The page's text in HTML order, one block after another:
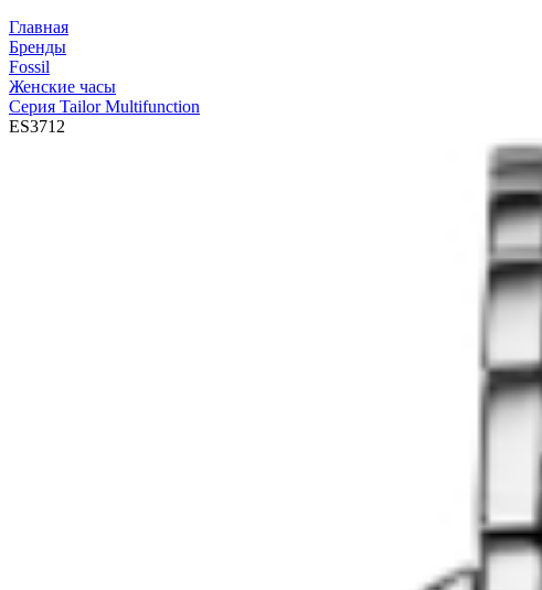
Главная
Бренды
Fossil
Женские часы
Серия Tailor Multifunction
ES3712